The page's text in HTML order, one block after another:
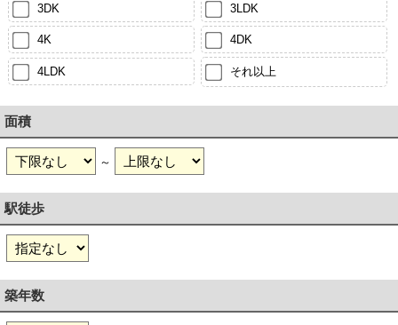
3DK 3LDK
4K 4DK
4LDK それ以上
面積
～
駅徒歩
築年数